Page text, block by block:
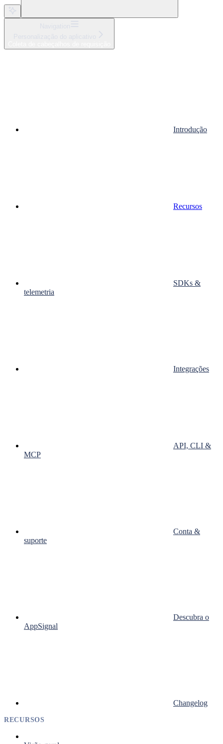
Introdução
Recursos
SDKs &
telemetria
Integrações
API, CLI &
MCP
Conta &
suporte
Descubra o
AppSignal
Changelog
RECURSOS